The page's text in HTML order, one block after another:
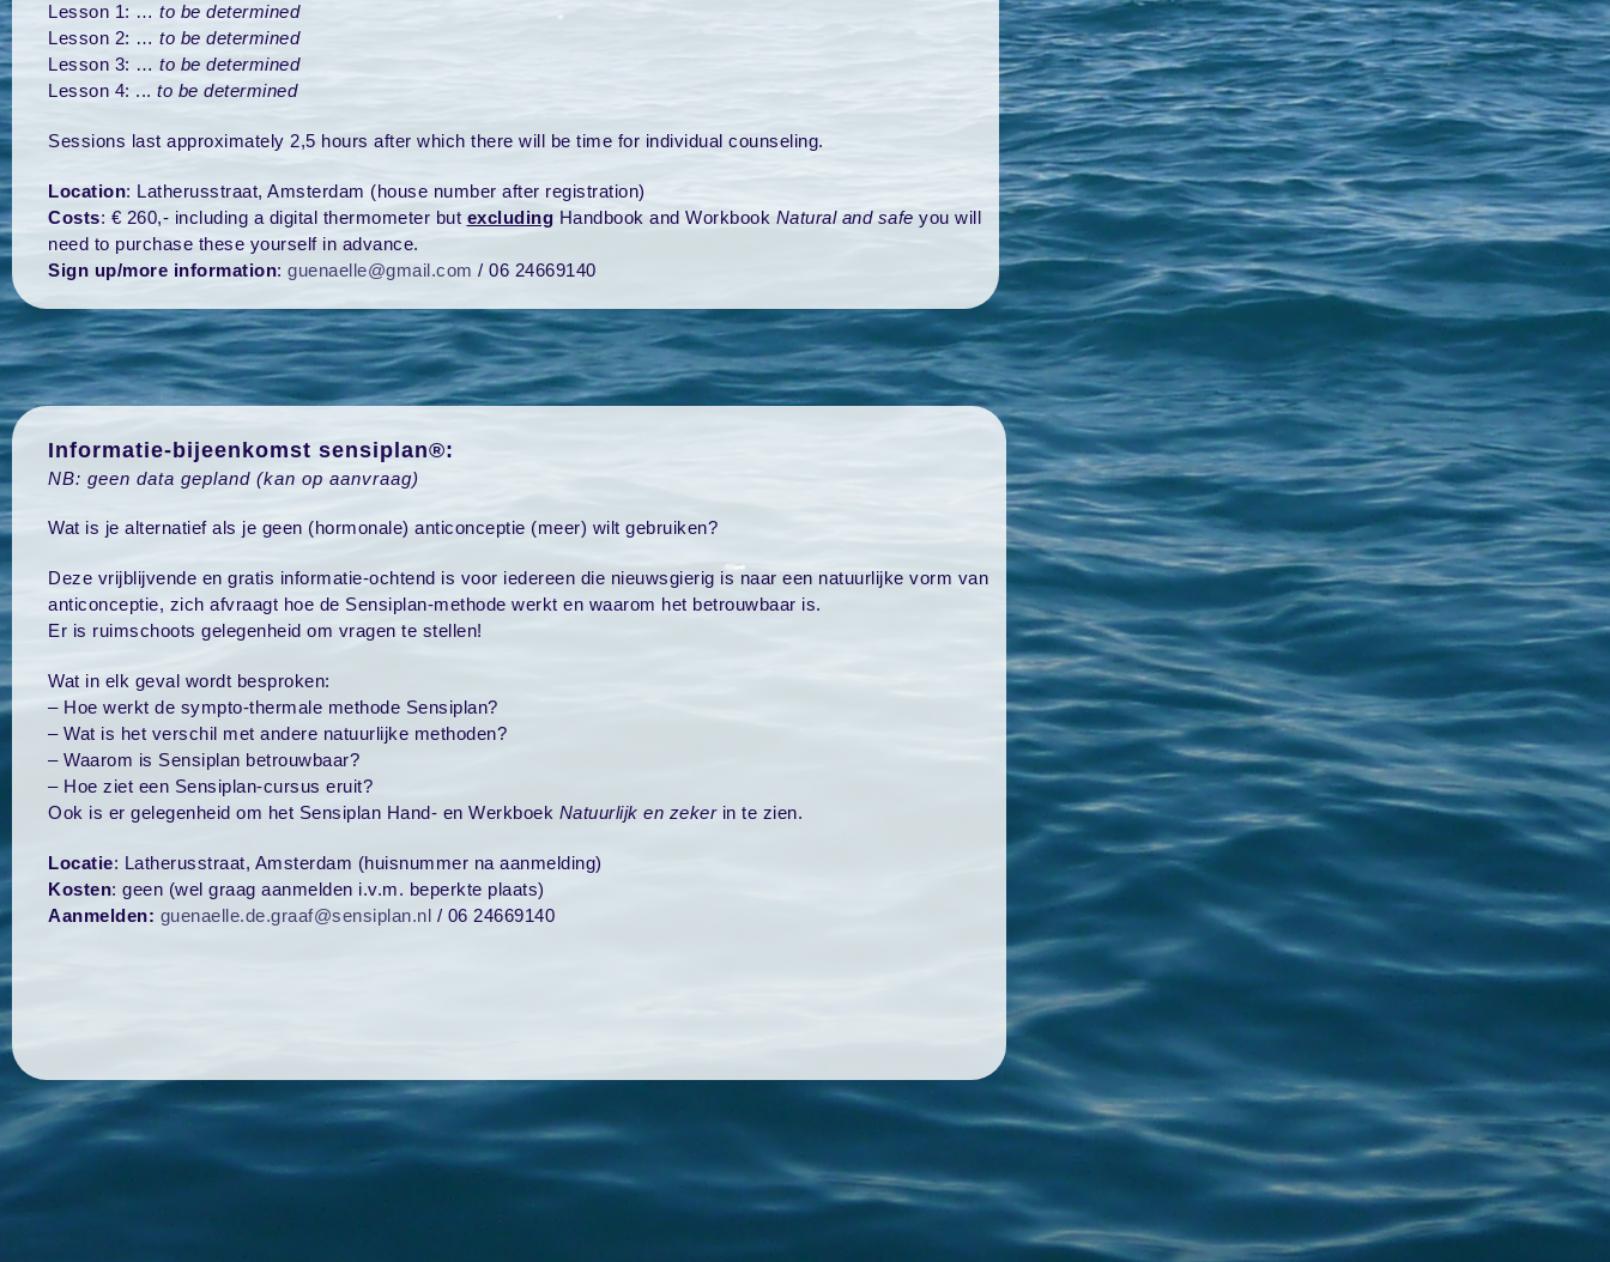
Lesson 1: … to be determined
Lesson 2: … to be determined
Lesson 3: … to be determined
Lesson 4: ... to be determined
Sessions last approximately 2,5 hours after which there will be time for individual counseling.
Location: Latherusstraat, Amsterdam (house number after registration)
Costs: € 260,- including a digital thermometer but excluding Handbook and Workbook Natural and safe you will
need to purchase these yourself in advance.
Sign up/more information: guenaelle@gmail.com / 06 24669140
Informatie-bijeenkomst sensiplan®:
NB: geen data gepland (kan op aanvraag)
Wat is je alternatief als je geen (hormonale) anticonceptie (meer) wilt gebruiken?
Deze vrijblijvende en gratis informatie-ochtend is voor iedereen die nieuwsgierig is naar een natuurlijke vorm van
anticonceptie, zich afvraagt hoe de Sensiplan-methode werkt en waarom het betrouwbaar is.
Er is ruimschoots gelegenheid om vragen te stellen!
Wat in elk geval wordt besproken:
– Hoe werkt de sympto-thermale methode Sensiplan?
– Wat is het verschil met andere natuurlijke methoden?
– Waarom is Sensiplan betrouwbaar?
– Hoe ziet een Sensiplan-cursus eruit?
Ook is er gelegenheid om het Sensiplan Hand- en Werkboek Natuurlijk en zeker in te zien.
Locatie: Latherusstraat, Amsterdam (huisnummer na aanmelding)
Kosten: geen (wel graag aanmelden i.v.m. beperkte plaats)
Aanmelden: guenaelle.de.graaf@sensiplan.nl / 06 24669140